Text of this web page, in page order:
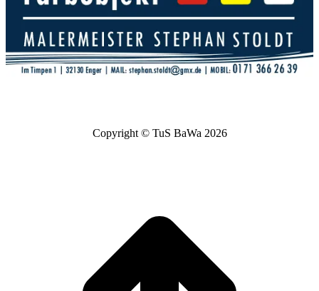
Copyright © TuS BaWa 2026